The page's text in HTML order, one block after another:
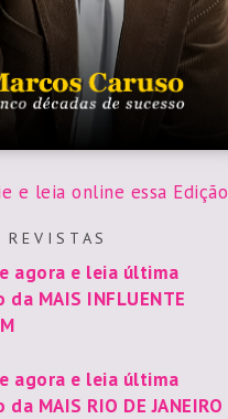
e leia online essa Edição
V I S T A S
agora e leia última
da MAIS INFLUENTE
agora e leia última
da MAIS RIO DE JANEIRO